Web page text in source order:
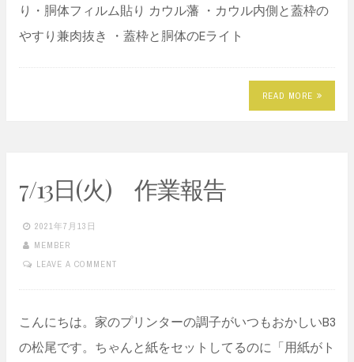
り・胴体フィルム貼り カウル藩 ・カウル内側と蓋枠の
やすり兼肉抜き ・蓋枠と胴体のEライト
READ MORE
7/13日(火) 作業報告
2021年7月13日
MEMBER
LEAVE A COMMENT
こんにちは。家のプリンターの調子がいつもおかしいB3
の松尾です。ちゃんと紙をセットしてるのに「用紙がト